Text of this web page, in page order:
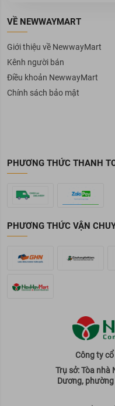
VỀ NEWWAYMART
Giới thiệu về NewwayMart
Kênh người bán
Điều khoản NewwayMart
Chính sách bảo mật
PHƯƠNG THỨC THANH
PHƯƠNG THỨC VẬN
Công ty
Trụ sở: Tòa nhà
Dương,